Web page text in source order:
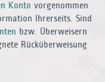
Konto vorgenommen
Ihrerseits. Sind
bzw. Überweisern
Rück­überweisung